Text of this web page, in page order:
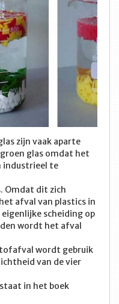
zijn vaak aparte
glas omdat het
industrieel te
Omdat dit zich
afval van plastics in
scheiding op
wordt het afval
wordt gebruik
van de vier
in het boek